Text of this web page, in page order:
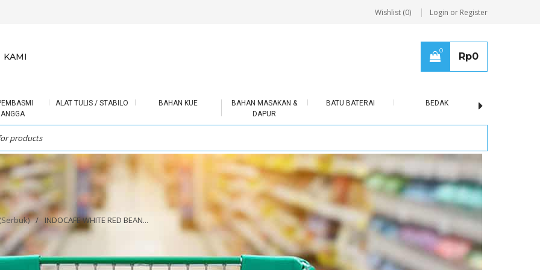
Wishlist (0) Login or Register
KAMI
0
Rp0
ALAT TULIS / STABILO BAHAN KUE
BAHAN MASAKAN &
DAPUR
BATU BATERAI BEDAK
/ INDOCAFE WHITE RED BEAN...